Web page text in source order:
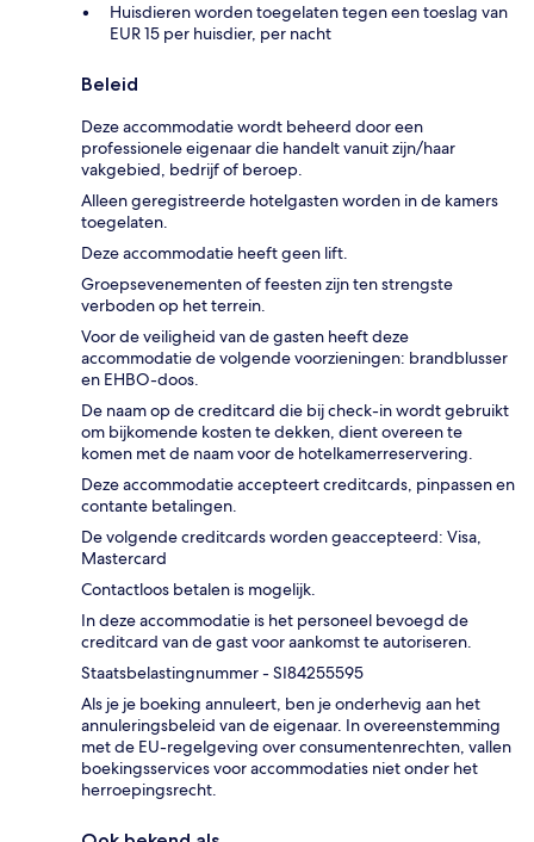
Huisdieren worden toegelaten tegen een toeslag van
EUR 15 per huisdier, per nacht
Beleid
Deze accommodatie wordt beheerd door een
professionele eigenaar die handelt vanuit zijn/haar
vakgebied, bedrijf of beroep.
Alleen geregistreerde hotelgasten worden in de kamers
toegelaten.
Deze accommodatie heeft geen lift.
Groepsevenementen of feesten zijn ten strengste
verboden op het terrein.
Voor de veiligheid van de gasten heeft deze
accommodatie de volgende voorzieningen: brandblusser
en EHBO-doos.
De naam op de creditcard die bij check-in wordt gebruikt
om bijkomende kosten te dekken, dient overeen te
komen met de naam voor de hotelkamerreservering.
Deze accommodatie accepteert creditcards, pinpassen en
contante betalingen.
De volgende creditcards worden geaccepteerd: Visa,
Mastercard
Contactloos betalen is mogelijk.
In deze accommodatie is het personeel bevoegd de
creditcard van de gast voor aankomst te autoriseren.
Staatsbelastingnummer - SI84255595
Als je je boeking annuleert, ben je onderhevig aan het
annuleringsbeleid van de eigenaar. In overeenstemming
met de EU-regelgeving over consumentenrechten, vallen
boekingsservices voor accommodaties niet onder het
herroepingsrecht.